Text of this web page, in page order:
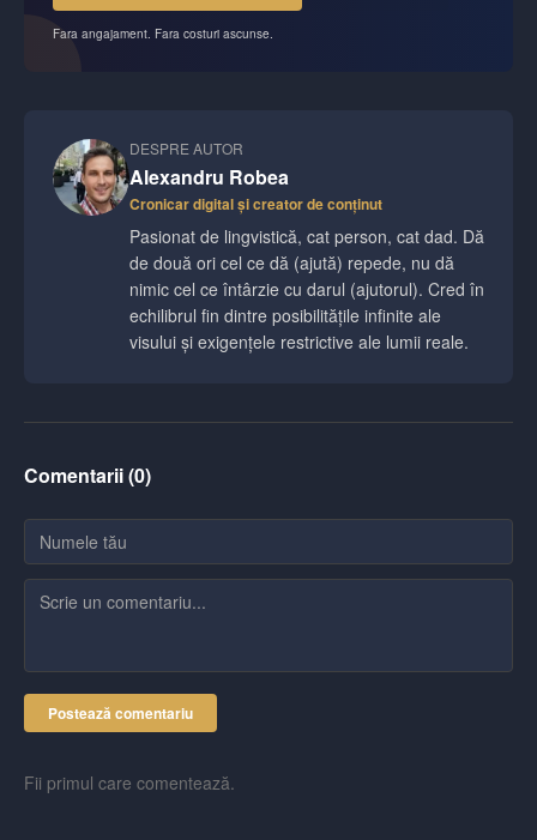
Fara angajament. Fara costuri ascunse.
DESPRE AUTOR
Alexandru Robea
Cronicar digital și creator de conținut
Pasionat de lingvistică, cat person, cat dad. Dă
de două ori cel ce dă (ajută) repede, nu dă
nimic cel ce întârzie cu darul (ajutorul). Cred în
echilibrul fin dintre posibilitățile infinite ale
visului și exigențele restrictive ale lumii reale.
Comentarii (0)
Postează comentariu
Fii primul care comentează.